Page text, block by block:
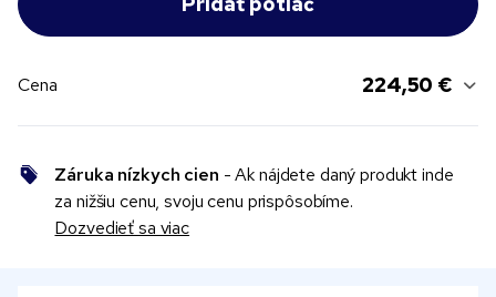
Cena 224,50 €
Záruka nízkych cien - Ak nájdete daný produkt inde
za nižšiu cenu, svoju cenu prispôsobíme.
Dozvedieť sa viac